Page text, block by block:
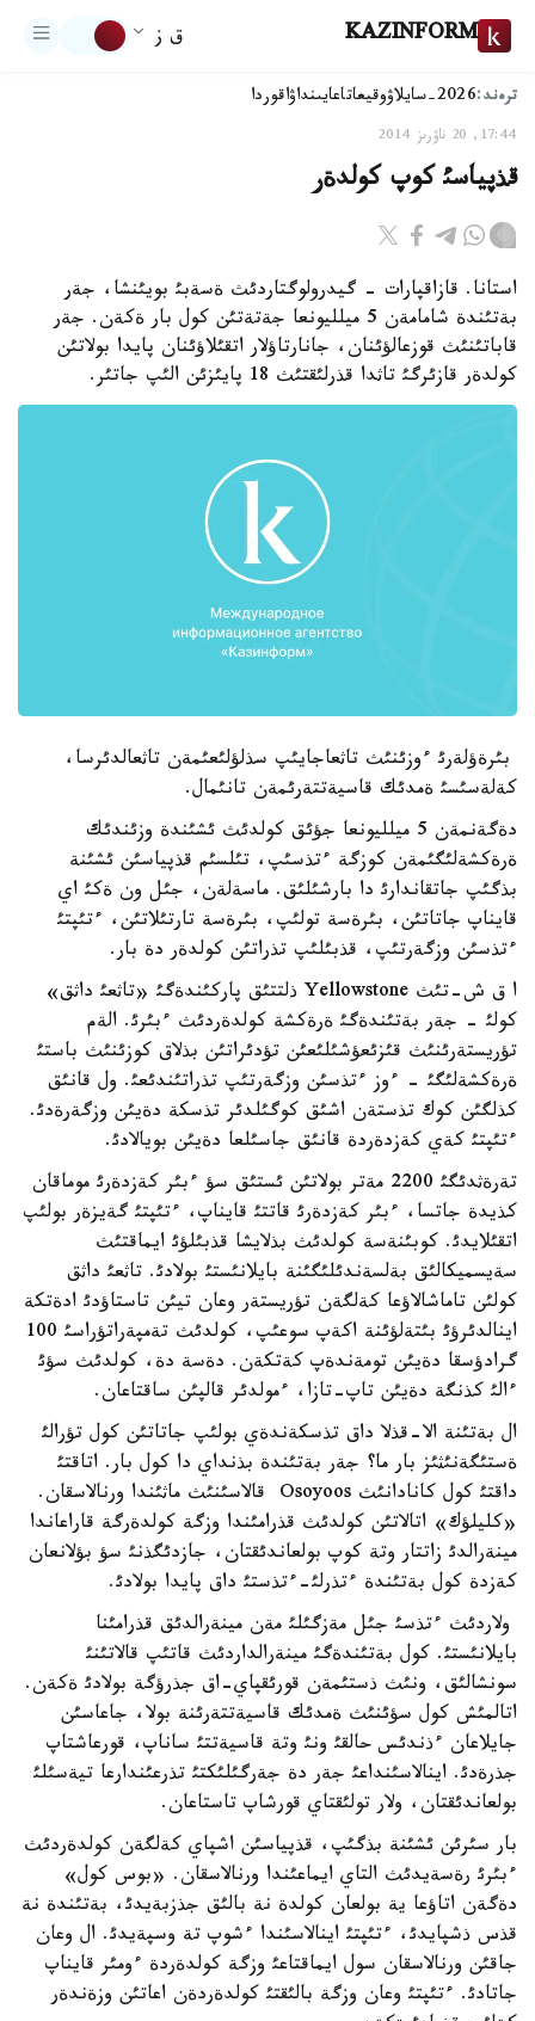
KAZINFORM ق ز
ترەند:2026-سايلاۋ وقيعاتاعايىنداۋاقوردا
17:44, 20 ناۋرىز 2014
قذپياسئ كوپ كولدةر
استانا. قازاقپارات - گيدرولوگتاردئث ةسةبئ بويئنشا، جةر
بةتئندة شامامةن 5 ميلليونعا جةتةتئن كول بار ةكةن. جةر
قاباتئنئث قوزعالؤئنان، جانارتاؤلار اتقئلاؤئنان پايدا بولاتئن
كولدةر قازئرگئ تاثدا قذرلئقتئث 18 پايئزئن الئپ جاتئر.
بئرةؤلةرئ ءوزئنئث تاثعاجايئپ سذلؤلئعئمةن تاثعالدئرسا،
كةلةسئسئ ةمدئك قاسيةتتةرئمةن تانئمال.
دةگةنمةن 5 ميلليونعا جؤئق كولدئث ئشئندة وزئندئك
ةرةكشةلئگئمةن كوزگة ءتذسئپ، تئلسئم قذپياسئن ئشئنة
بذگئپ جاتقاندارئ دا بارشئلئق. ماسةلةن، جئل ون ةكئ اي
قايناپ جاتاتئن، بئرةسة تولئپ، بئرةسة تارتئلاتئن، ءتئپتئ
ءتذسئن وزگةرتئپ، قذبئلئپ تذراتئن كولدةر دة بار.
ا ق ش-تئث Yellowstone ذلتتئق پاركئندةگئ «تاثعئ داثق»
كولئ - جةر بةتئندةگئ ةرةكشة كولدةردئث ءبئرئ. الةم
تؤريستةرئنئث قئزئعؤشئلئعئن تؤدئراتئن بذلاق كوزئنئث باستئ
ةرةكشةلئگئ - ءوز ءتذسئن وزگةرتئپ تذراتئندئعئ. ول قانئق
كذلگئن كوك تذستةن اشئق كوگئلدئر تذسكة دةيئن وزگةرةدئ.
ءتئپتئ كةي كةزدةردة قانئق جاسئلعا دةيئن بويالادئ.
تةرةثدئگئ 2200 مةتر بولاتئن ئستئق سؤ ءبئر كةزدةرئ موماقان
كذيدة جاتسا، ءبئر كةزدةرئ قاتتئ قايناپ، ءتئپتئ گةيزةر بولئپ
اتقئلايدئ. كوبئنةسة كولدئث بذلايشا قذبئلؤئ ايماقتئث
سةيسميكالئق بةلسةندئلئگئنة بايلانئستئ بولادئ. تاثعئ داثق
كولئن تاماشالاؤعا كةلگةن تؤريستةر وعان تيئن تاستاؤدئ ادةتكة
اينالدئرؤئ بئتةلؤئنة اكةپ سوعئپ، كولدئث تةمپةراتؤراسئ 100
گرادؤسقا دةيئن تومةندةپ كةتكةن. دةسة دة، كولدئث سؤئ
ءالئ كذنگة دةيئن تاپ-تازا، ءمولدئر قالپئن ساقتاعان.
ال بةتئنة الا-قذلا داق تذسكةندةي بولئپ جاتاتئن كول تؤرالئ
ةستئگةنئثئز بار ما؟ جةر بةتئندة بذنداي دا كول بار. اتاقتئ
داقتئ كول كانادانئث Osoyoos قالاسئنئث ماثئندا ورنالاسقان.
«كليلؤك» اتالاتئن كولدئث قذرامئندا وزگة كولدةرگة قاراعاندا
مينةرالدئ زاتتار وتة كوپ بولعاندئقتان، جازدئگذنئ سؤ بؤلانعان
كةزدة كول بةتئندة ءتذرلئ-ءتذستئ داق پايدا بولادئ.
ولاردئث ءتذسئ جئل مةزگئلئ مةن مينةرالدئق قذرامئنا
بايلانئستئ. كول بةتئندةگئ مينةرالداردئث قاتئپ قالاتئنئ
سونشالئق، ونئث ذستئمةن قورئقپاي-اق جذرؤگة بولادئ ةكةن.
اتالمئش كول سؤئنئث ةمدئك قاسيةتتةرئنة بولا، جاعاسئن
جايلاعان ءذندئس حالقئ ونئ وتة قاسيةتتئ ساناپ، قورعاشتاپ
جذرةدئ. اينالاسئنداعئ جةر دة جةرگئلئكتئ تذرعئندارعا تيةسئلئ
بولعاندئقتان، ولار تولئقتاي قورشاپ تاستاعان.
بار سئرئن ئشئنة بذگئپ، قذپياسئن اشپاي كةلگةن كولدةردئث
ءبئرئ رةسةيدئث التاي ايماعئندا ورنالاسقان. «بوس كول»
دةگةن اتاؤعا ية بولعان كولدة نة بالئق جذزبةيدئ، بةتئندة نة
قذس ذشپايدئ، ءتئپتئ اينالاسئندا ءشوپ تة وسپةيدئ. ال وعان
جاقئن ورنالاسقان سول ايماقتاعئ وزگة كولدةردة ءومئر قايناپ
جاتادئ. ءتئپتئ وعان وزگة بالئقتئ كولدةردةن اعاتئن وزةندةر